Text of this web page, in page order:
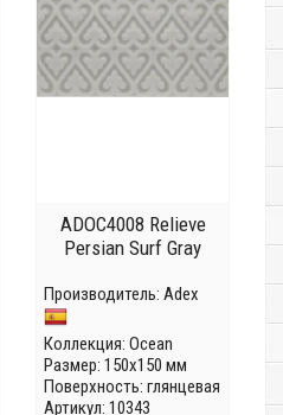
ADOC4008 Relieve
Persian Surf Gray
Производитель: Adex
Коллекция: Ocean
Размер: 150x150 мм
Поверхность: глянцевая
Артикул: 10343